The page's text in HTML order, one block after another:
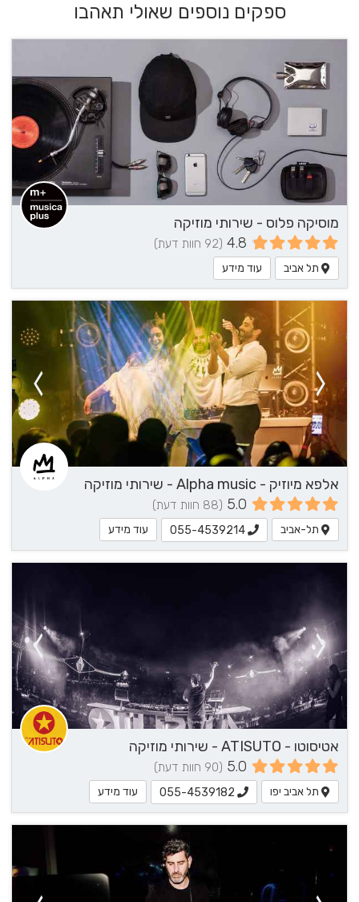
ספקים נוספים שאולי תאהבו
מוסיקה פלוס - שירותי מוזיקה
4.8 (92 חוות דעת)
תל אביב עוד מידע
אלפא מיוזיק - Alpha music - שירותי מוזיקה
5.0 (88 חוות דעת)
תל-אביב 055-4539214 עוד מידע
אטיסוטו - ATISUTO - שירותי מוזיקה
5.0 (90 חוות דעת)
תל אביב יפו 055-4539182 עוד מידע